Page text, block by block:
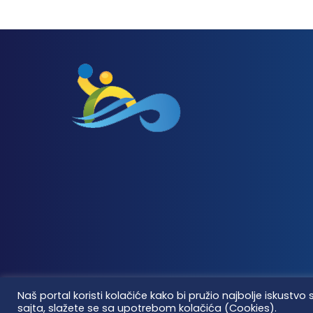
Vaterpolo vesti © 2026. Sva prava zadržana.
Naš portal koristi kolačiće kako bi pružio najbolje
sajta, slažete se sa upotrebom kolačića (Cookies).